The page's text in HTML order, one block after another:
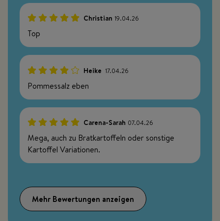
Christian 19.04.26
Top
Heike 17.04.26
Pommessalz eben
Carena-Sarah 07.04.26
Mega, auch zu Bratkartoffeln oder sonstige
Kartoffel Variationen.
Mehr Bewertungen anzeigen